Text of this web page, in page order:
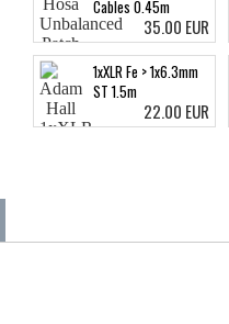
Cables 0.45m
35.00 EUR
1xXLR Fe > 1x6.3mm
ST 1.5m
22.00 EUR